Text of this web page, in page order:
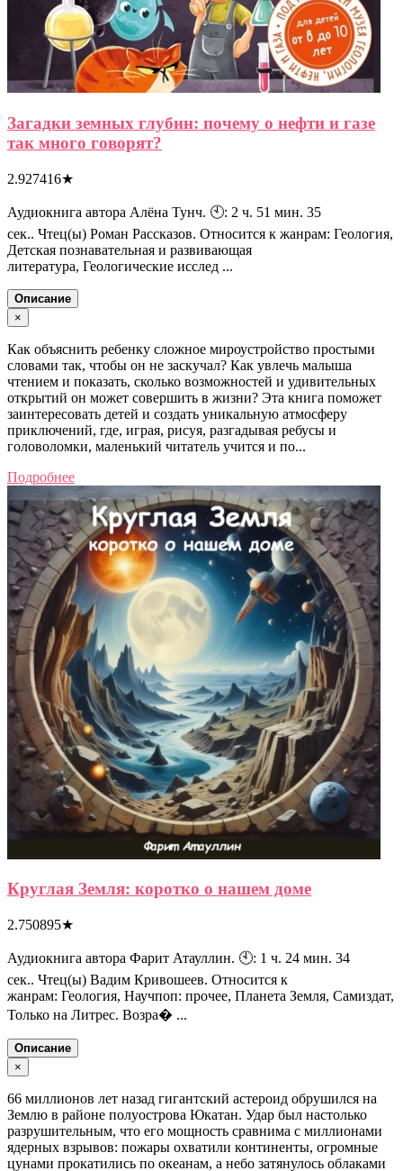
Загадки земных глубин: почему о нефти и газе
так много говорят?
2.927416★
Аудиокнига автора Алёна Тунч. 🕙: 2 ч. 51 мин. 35
сек.. Чтец(ы) Роман Рассказов. Относится к жанрам: Геология,
Детская познавательная и развивающая
литература, Геологические исслед ...
Описание
×
Как объяснить ребенку сложное мироустройство простыми
словами так, чтобы он не заскучал? Как увлечь малыша
чтением и показать, сколько возможностей и удивительных
открытий он может совершить в жизни? Эта книга поможет
заинтересовать детей и создать уникальную атмосферу
приключений, где, играя, рисуя, разгадывая ребусы и
головоломки, маленький читатель учится и по...
Подробнее
Круглая Земля: коротко о нашем доме
2.750895★
Аудиокнига автора Фарит Атауллин. 🕙: 1 ч. 24 мин. 34
сек.. Чтец(ы) Вадим Кривошеев. Относится к
жанрам: Геология, Научпоп: прочее, Планета Земля, Самиздат,
Только на Литрес. Возра� ...
Описание
×
66 миллионов лет назад гигантский астероид обрушился на
Землю в районе полуострова Юкатан. Удар был настолько
разрушительным, что его мощность сравнима с миллионами
ядерных взрывов: пожары охватили континенты, огромные
цунами прокатились по океанам, а небо затянулось облаками